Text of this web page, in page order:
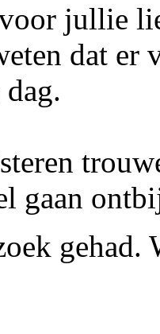
jullie
dat er
gaan
gehad.